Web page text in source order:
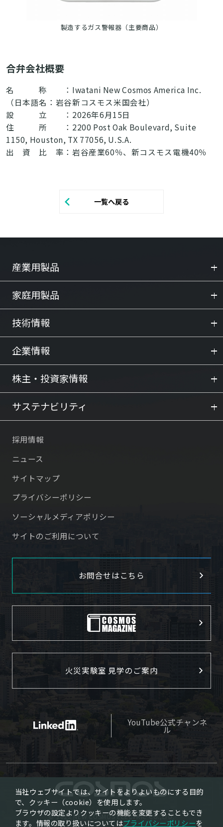
製造するガス警報器（主要商品）
合弁会社概要
名 称 ：Iwatani New Cosmos America Inc.
（日本語名：岩谷新コスモス米国会社）
設 立 ：2026年6月15日
住 所 ：2200 Post Oak Boulevard, Suite
1150, Houston, TX 77056, U.S.A.
出 資 比 率：岩谷産業60％、新コスモス電機40％
一覧へ戻る
産業用製品
家庭用製品
技術情報
企業情報
株主・投資家情報
サステナビリティ
採用情報
ニュース
サイトマップ
プライバシーポリシー
ソーシャルメディアポリシー
サイトのご利用について
お問合せはこちら
火災実験室 見学のご案内
YouTube公式チャンネ
ル
© 2022 NEW COSMOS ELECTRIC CO.,LTD.
当社ウェブサイトでは、サイトをよりよいものにする目的
で、クッキー（cookie）を使用します。
ブラウザの設定よりクッキーの機能を変更することもでき
ます。情報の取り扱いについてはプライバシーポリシーを